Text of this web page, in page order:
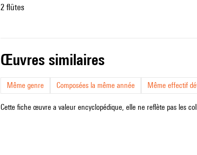
2 flûtes
œuvres similaires
Même genre Composées la même année Même effectif
Cette fiche œuvre a valeur encyclopédique, elle ne reflète pas les